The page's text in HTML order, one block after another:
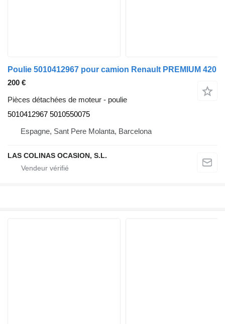
Poulie 5010412967 pour camion Renault PREMIUM 420
200 €
Pièces détachées de moteur - poulie
5010412967 5010550075
Espagne, Sant Pere Molanta, Barcelona
LAS COLINAS OCASION, S.L.